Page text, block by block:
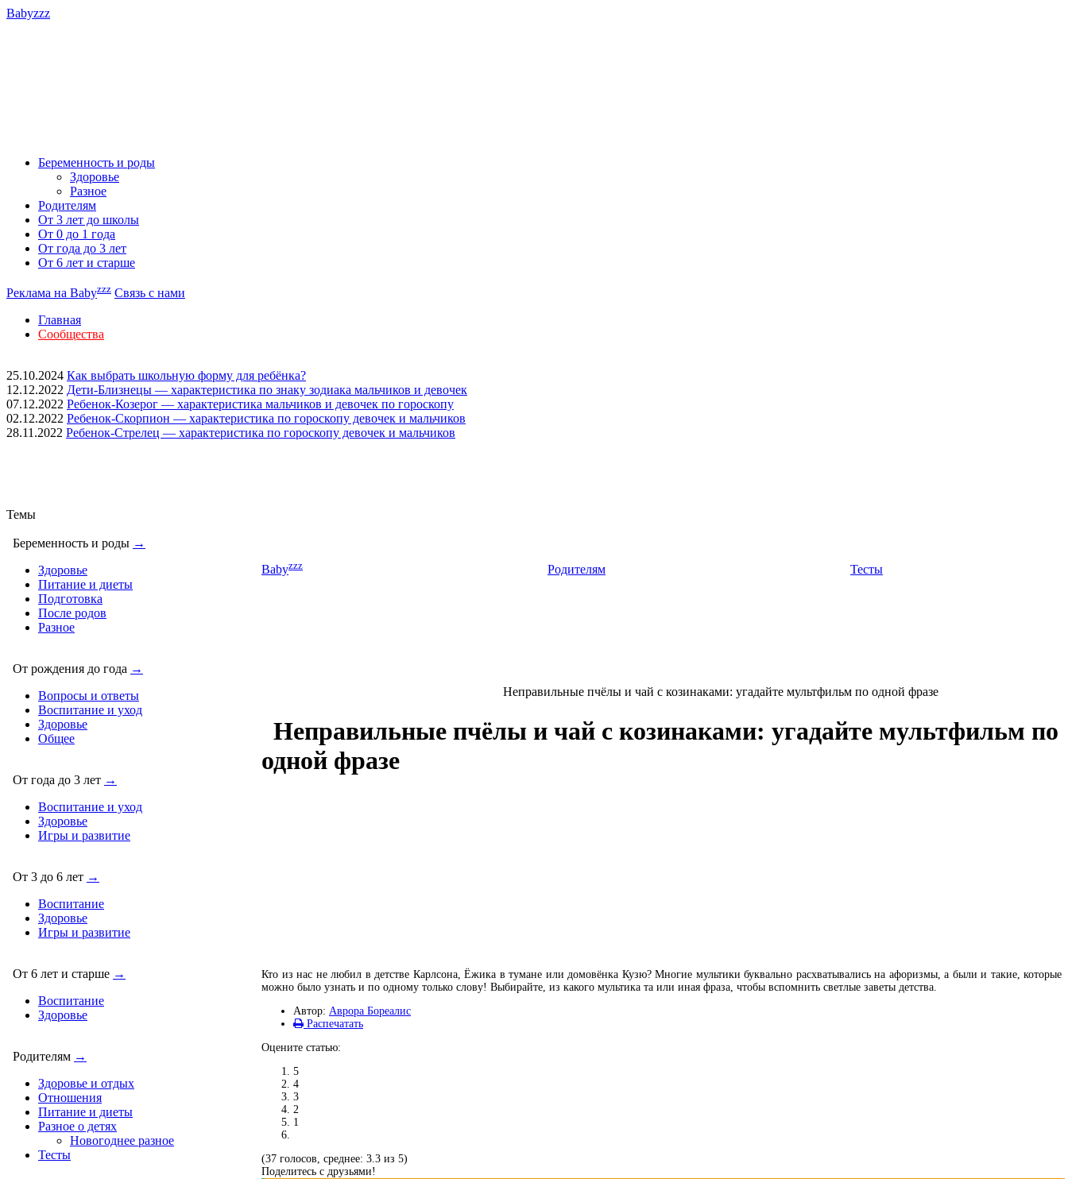
Babyzzz
Беременность и роды
Здоровье
Разное
Родителям
От 3 лет до школы
От 0 до 1 года
От года до 3 лет
От 6 лет и старше
Реклама на Babyzzz Связь с нами
Главная
Сообщества
25.10.2024 Как выбрать школьную форму для ребёнка?
12.12.2022 Дети-Близнецы — характеристика по знаку зодиака мальчиков и девочек
07.12.2022 Ребенок-Козерог — характеристика мальчиков и девочек по гороскопу
02.12.2022 Ребенок-Скорпион — характеристика по гороскопу девочек и мальчиков
28.11.2022 Ребенок-Стрелец — характеристика по гороскопу девочек и мальчиков
Темы
Беременность и роды →
Здоровье
Питание и диеты
Подготовка
После родов
Разное
От рождения до года →
Вопросы и ответы
Воспитание и уход
Здоровье
Общее
От года до 3 лет →
Воспитание и уход
Здоровье
Игры и развитие
От 3 до 6 лет →
Воспитание
Здоровье
Игры и развитие
От 6 лет и старше →
Воспитание
Здоровье
Родителям →
Здоровье и отдых
Отношения
Питание и диеты
Разное о детях
Новогоднее разное
Тесты
Babyzzz Родителям Тесты
Неправильные пчёлы и чай с козинаками: угадайте мультфильм по одной фразе
Неправильные пчёлы и чай с козинаками: угадайте мультфильм по
одной фразе
Кто из нас не любил в детстве Карлсона, Ёжика в тумане или домовёнка Кузю? Многие мультики буквально расхватывались на афоризмы, а были и такие, которые
можно было узнать и по одному только слову! Выбирайте, из какого мультика та или иная фраза, чтобы вспомнить светлые заветы детства.
Автор: Аврора Бореалис
Распечатать
Оцените статью:
5
4
3
2
1
(37 голосов, среднее: 3.3 из 5)
Поделитесь с друзьями!